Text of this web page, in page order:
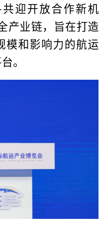
迎开放合作新机
产业链，旨在打造
模和影响力的航运
。